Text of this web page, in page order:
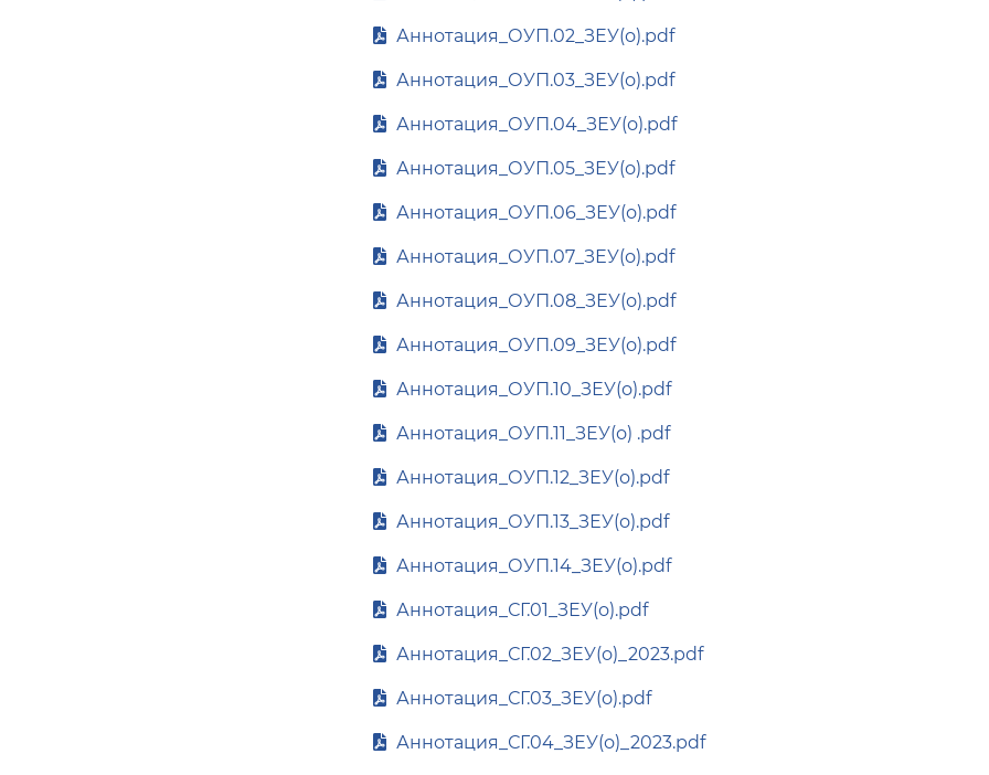
Аннотация_ОУП.02_ЗЕУ(о).pdf
Аннотация_ОУП.03_ЗЕУ(о).pdf
Аннотация_ОУП.04_ЗЕУ(о).pdf
Аннотация_ОУП.05_ЗЕУ(о).pdf
Аннотация_ОУП.06_ЗЕУ(о).pdf
Аннотация_ОУП.07_ЗЕУ(о).pdf
Аннотация_ОУП.08_ЗЕУ(о).pdf
Аннотация_ОУП.09_ЗЕУ(о).pdf
Аннотация_ОУП.10_ЗЕУ(о).pdf
Аннотация_ОУП.11_ЗЕУ(о) .pdf
Аннотация_ОУП.12_ЗЕУ(о).pdf
Аннотация_ОУП.13_ЗЕУ(о).pdf
Аннотация_ОУП.14_ЗЕУ(о).pdf
Аннотация_СГ.01_ЗЕУ(о).pdf
Аннотация_СГ.02_ЗЕУ(о)_2023.pdf
Аннотация_СГ.03_ЗЕУ(о).pdf
Аннотация_СГ.04_ЗЕУ(о)_2023.pdf